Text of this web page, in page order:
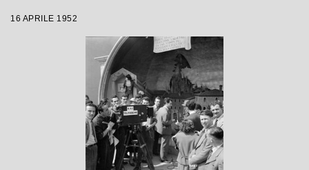
Fiera Campionaria del 1952
16 APRILE 1952